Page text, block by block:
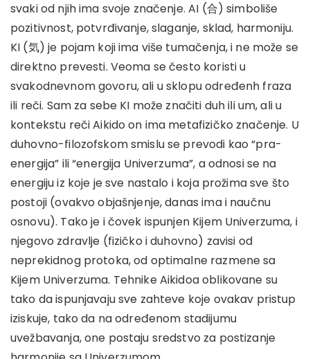
svaki od njih ima svoje značenje. AI (合) simboliše
pozitivnost, potvrđivanje, slaganje, sklad, harmoniju.
KI (気) je pojam koji ima više tumačenja, i ne može se
direktno prevesti. Veoma se često koristi u
svakodnevnom govoru, ali u sklopu određenh fraza
ili reči. Sam za sebe KI može značiti duh ili um, ali u
kontekstu reči Aikido on ima metafizičko značenje. U
duhovno-filozofskom smislu se prevodi kao “pra-
energija” ili “energija Univerzuma”, a odnosi se na
energiju iz koje je sve nastalo i koja prožima sve što
postoji (ovakvo objašnjenje, danas ima i naučnu
osnovu). Tako je i čovek ispunjen Kijem Univerzuma, i
njegovo zdravlje (fizičko i duhovno) zavisi od
neprekidnog protoka, od optimalne razmene sa
Kijem Univerzuma. Tehnike Aikidoa oblikovane su
tako da ispunjavaju sve zahteve koje ovakav pristup
iziskuje, tako da na određenom stadijumu
uvežbavanja, one postaju sredstvo za postizanje